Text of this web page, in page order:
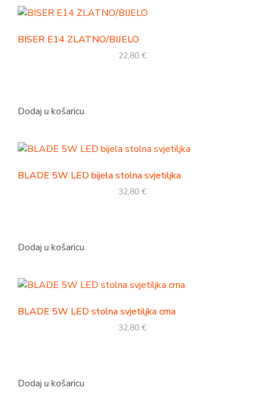
BISER E14 ZLATNO/BIJELO
22,80 €
Dodaj u košaricu
BLADE 5W LED bijela stolna svjetiljka
32,80 €
Dodaj u košaricu
BLADE 5W LED stolna svjetiljka crna
32,80 €
Dodaj u košaricu